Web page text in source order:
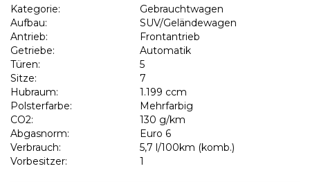
Kategorie:
Gebrauchtwagen
Aufbau:
SUV/Geländewagen
Antrieb:
Frontantrieb
Getriebe:
Automatik
Türen:
5
Sitze:
7
Hubraum:
1.199 ccm
Polsterfarbe:
Mehrfarbig
CO2:
130 g/km
Abgasnorm:
Euro 6
Verbrauch:
5,7 l/100km (komb.)
Vorbesitzer:
1